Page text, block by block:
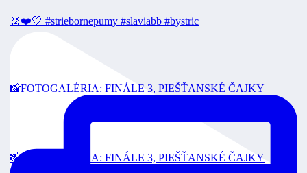
🥈❤️🤍 #striebornepumy #slaviabb #bystric
📸FOTOGALÉRIA: FINÁLE 3, PIEŠŤANSKÉ ČAJKY
📸FOTOGALÉRIA: FINÁLE 3, PIEŠŤANSKÉ ČAJKY